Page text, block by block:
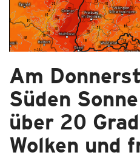
Am
Süden
über 20
Wolken und